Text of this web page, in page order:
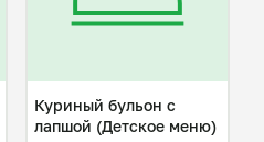
Куриный бульон с
лапшой (Детское меню)